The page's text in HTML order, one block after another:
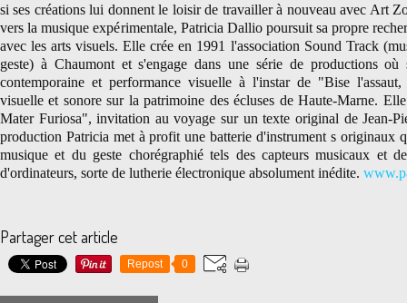
si ses créations lui donnent le loisir de travailler à nouveau avec Art
vers la musique expérimentale, Patricia Dallio poursuit sa propre
avec les arts visuels. Elle crée en 1991 l'association Sound Track
geste) à Chaumont et s'engage dans une série de productions où
contemporaine et performance visuelle à l'instar de "Bise
visuelle et sonore sur la patrimoine des écluses de Haute-Marne.
Mater Furiosa", invitation au voyage sur un texte original de Jean-
production Patricia met à profit une batterie d'instrument s originaux
musique et du geste chorégraphié tels des capteurs musicaux et
d'ordinateurs, sorte de lutherie électronique absolument inédite.
Partager cet article
Repost 0